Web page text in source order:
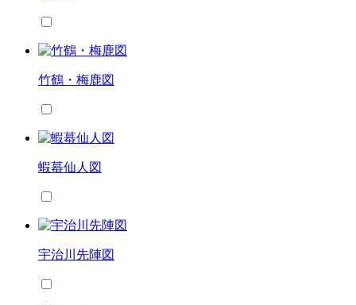
竹鶴・梅鹿図
蝦蟇仙人図
宇治川先陣図